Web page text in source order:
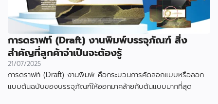
การดราฟท์ (Draft) งานพิมพ์บรรจุภัณฑ์ สิ่ง
สำคัญที่ลูกค้าจำเป็นจะต้องรู้
21/07/2025
การดราฟท์ (Draft) งานพิมพ์ คือกระบวนการคัดลอกแบบหรือลอก
แบบต้นฉบับของบรรจุภัณฑ์ให้ออกมาคล้ายกับต้นแบบมากที่สุด